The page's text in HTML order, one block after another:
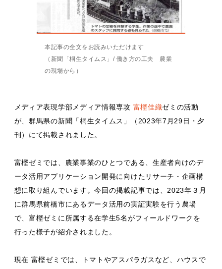
本記事の全文をお読みいただけます
（新聞「桐生タイムス」/ 働き方の工夫 農業
の現場から）
メディア表現学部メディア情報専攻 富樫佳織ゼミの活動
が、群馬県の新聞「桐生タイムス」（2023年7月29日・夕
刊）にて掲載されました。
富樫ゼミでは、農業事業のひとつである、生産者向けのデ
ータ活用アプリケーション開発に向けたリサーチ・企画構
想に取り組んでいます。今回の掲載記事では、2023年３月
に群馬県前橋市にあるデータ活用の実証実験を行う農場
で、富樫ゼミに所属する在学生5名がフィールドワークを
行った様子が紹介されました。
現在 富樫ゼミでは、トマトやアスパラガスなど、ハウスで